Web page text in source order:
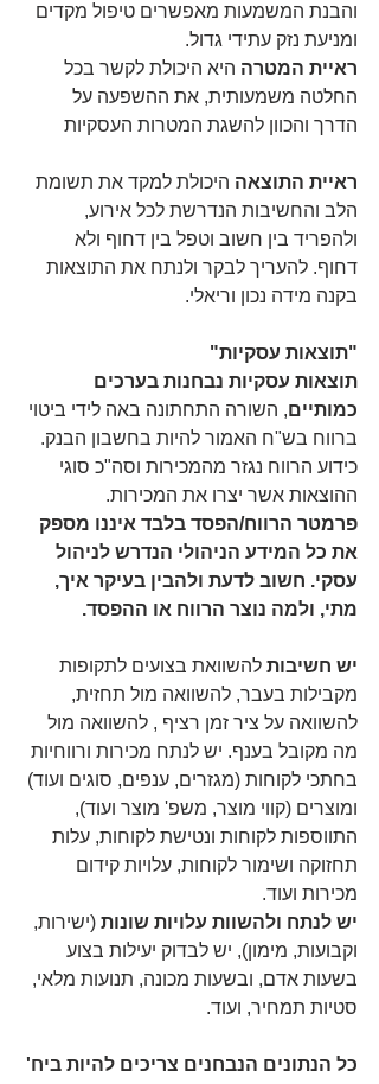
והבנת המשמעות מאפשרים טיפול מקדים
ומניעת נזק עתידי גדול.
ראיית המטרה היא היכולת לקשר בכל
החלטה משמעותית, את ההשפעה על
הדרך והכוון להשגת המטרות העסקיות
ראיית התוצאה היכולת למקד את תשומת
הלב והחשיבות הנדרשת לכל אירוע,
ולהפריד בין חשוב וטפל בין דחוף ולא
דחוף. להעריך לבקר ולנתח את התוצאות
בקנה מידה נכון וריאלי.
"תוצאות עסקיות"
תוצאות עסקיות נבחנות בערכים
כמותיים, השורה התחתונה באה לידי ביטוי
ברווח בש"ח האמור להיות בחשבון הבנק.
כידוע הרווח נגזר מהמכירות וסה"כ סוגי
ההוצאות אשר יצרו את המכירות.
פרמטר הרווח/הפסד בלבד איננו מספק
את כל המידע הניהולי הנדרש לניהול
עסקי. חשוב לדעת ולהבין בעיקר איך,
מתי, ולמה נוצר הרווח או ההפסד.
יש חשיבות להשוואת בצועים לתקופות
מקבילות בעבר, להשוואה מול תחזית,
להשוואה על ציר זמן רציף , להשוואה מול
מה מקובל בענף. יש לנתח מכירות ורווחיות
בחתכי לקוחות (מגזרים, ענפים, סוגים ועוד)
ומוצרים (קווי מוצר, משפ' מוצר ועוד),
התווספות לקוחות ונטישת לקוחות, עלות
תחזוקה ושימור לקוחות, עלויות קידום
מכירות ועוד.
יש לנתח ולהשוות עלויות שונות (ישירות,
וקבועות, מימון), יש לבדוק יעילות בצוע
בשעות אדם, ובשעות מכונה, תנועות מלאי,
סטיות תמחיר, ועוד.
כל הנתונים הנבחנים צריכים להיות ביח'